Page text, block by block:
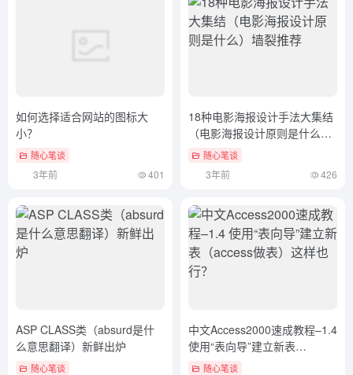
如何选择适合网站的图标大
小？
随心笔谈
3年前 401
18种电影海报设计手法大集结
（电影海报设计原则是什么）
墙裂推荐
随心笔谈
3年前 426
ASP CLASS类（absurd是什
么意思翻译）新鲜出炉
随心笔谈
中文Access2000速成教程–1.4
使用“表向导”建立新表
（access做表）这样也行？
随心笔谈